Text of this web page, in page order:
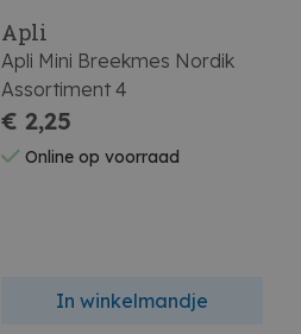
Apli
Apli Mini Breekmes Nordik
Assortiment 4
€ 2,25
Online op voorraad
In winkelmandje